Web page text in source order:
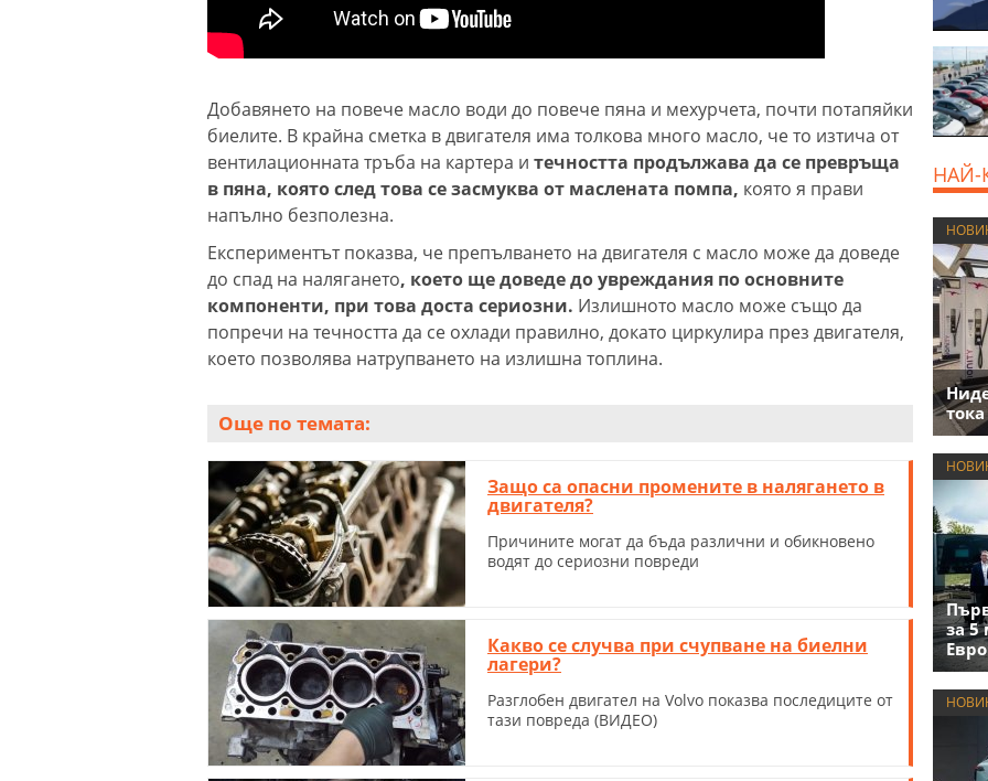
Добавянето на повече масло води до повече пяна и мехурчета, почти потапяйки
биелите. В крайна сметка в двигателя има толкова много масло, че то изтича от
вентилационната тръба на картера и течността продължава да се превръща
в пяна, която след това се засмуква от маслената помпа, която я прави
напълно безполезна.
Експериментът показва, че препълването на двигателя с масло може да доведе
до спад на налягането, което ще доведе до увреждания по основните
компоненти, при това доста сериозни. Излишното масло може също да
попречи на течността да се охлади правилно, докато циркулира през двигателя,
което позволява натрупването на излишна топлина.
Още по темата:
Защо са опасни промените в налягането в
двигателя?
Причините могат да бъда различни и обикновено
водят до сериозни повреди
Какво се случва при счупване на биелни
лагери?
Разглобен двигател на Volvo показва последиците от
тази повреда (ВИДЕО)
НАЙ-
за 5